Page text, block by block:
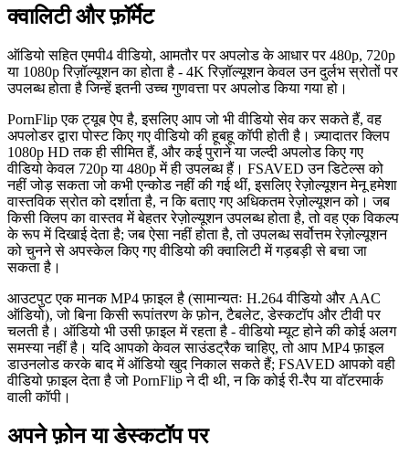
क्वालिटी और फ़ॉर्मेट
ऑडियो सहित एमपी4 वीडियो, आमतौर पर अपलोड के आधार पर 480p, 720p
या 1080p रिज़ॉल्यूशन का होता है - 4K रिज़ॉल्यूशन केवल उन दुर्लभ स्रोतों पर
उपलब्ध होता है जिन्हें इतनी उच्च गुणवत्ता पर अपलोड किया गया हो।
PornFlip एक ट्यूब ऐप है, इसलिए आप जो भी वीडियो सेव कर सकते हैं, वह
अपलोडर द्वारा पोस्ट किए गए वीडियो की हूबहू कॉपी होती है। ज़्यादातर क्लिप
1080p HD तक ही सीमित हैं, और कई पुराने या जल्दी अपलोड किए गए
वीडियो केवल 720p या 480p में ही उपलब्ध हैं। FSAVED उन डिटेल्स को
नहीं जोड़ सकता जो कभी एन्कोड नहीं की गई थीं, इसलिए रेज़ोल्यूशन मेनू हमेशा
वास्तविक स्रोत को दर्शाता है, न कि बताए गए अधिकतम रेज़ोल्यूशन को। जब
किसी क्लिप का वास्तव में बेहतर रेज़ोल्यूशन उपलब्ध होता है, तो वह एक विकल्प
के रूप में दिखाई देता है; जब ऐसा नहीं होता है, तो उपलब्ध सर्वोत्तम रेज़ोल्यूशन
को चुनने से अपस्केल किए गए वीडियो की क्वालिटी में गड़बड़ी से बचा जा
सकता है।
आउटपुट एक मानक MP4 फ़ाइल है (सामान्यतः H.264 वीडियो और AAC
ऑडियो), जो बिना किसी रूपांतरण के फ़ोन, टैबलेट, डेस्कटॉप और टीवी पर
चलती है। ऑडियो भी उसी फ़ाइल में रहता है - वीडियो म्यूट होने की कोई अलग
समस्या नहीं है। यदि आपको केवल साउंडट्रैक चाहिए, तो आप MP4 फ़ाइल
डाउनलोड करके बाद में ऑडियो खुद निकाल सकते हैं; FSAVED आपको वही
वीडियो फ़ाइल देता है जो PornFlip ने दी थी, न कि कोई री-रैप या वॉटरमार्क
वाली कॉपी।
अपने फ़ोन या डेस्कटॉप पर